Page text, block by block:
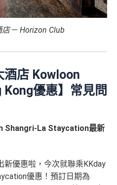
－ Horizon Club
酒店 Kowloon
Kong優惠】常見問
Shangri-La Staycation最新
新優惠啦，今次就聯乘KKday
優惠！預訂日期為